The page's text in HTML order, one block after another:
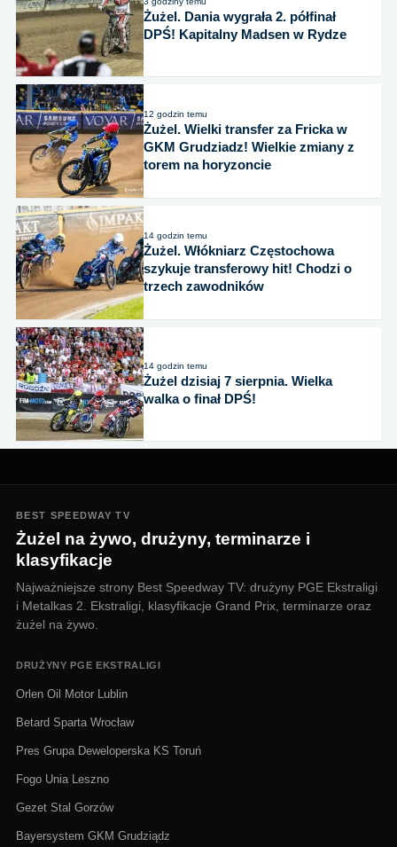
Żużel. Dania wygrała 2. półfinał
DPŚ! Kapitalny Madsen w Rydze
12 godzin temu
Żużel. Wielki transfer za Fricka w
GKM Grudziadz! Wielkie zmiany z
torem na horyzoncie
14 godzin temu
Żużel. Włókniarz Częstochowa
szykuje transferowy hit! Chodzi o
trzech zawodników
14 godzin temu
Żużel dzisiaj 7 sierpnia. Wielka
walka o finał DPŚ!
BEST SPEEDWAY TV
Żużel na żywo, drużyny, terminarze i
klasyfikacje
Najważniejsze strony Best Speedway TV: drużyny PGE Ekstraligi
i Metalkas 2. Ekstraligi, klasyfikacje Grand Prix, terminarze oraz
żużel na żywo.
DRUŻYNY PGE EKSTRALIGI
Orlen Oil Motor Lublin
Betard Sparta Wrocław
Pres Grupa Deweloperska KS Toruń
Fogo Unia Leszno
Gezet Stal Gorzów
Bayersystem GKM Grudziądz